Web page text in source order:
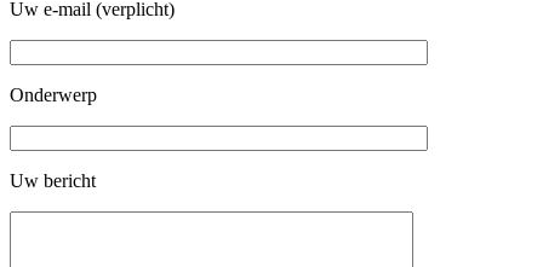
Uw e-mail (verplicht)
Onderwerp
Uw bericht